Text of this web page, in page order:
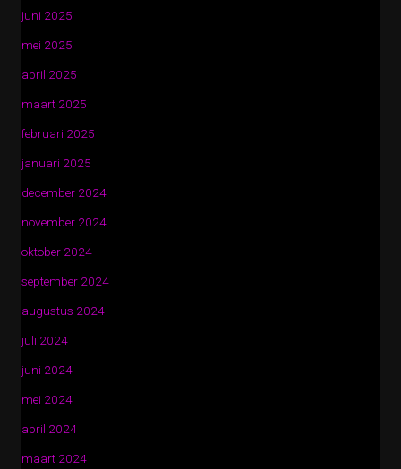
juni 2025
mei 2025
april 2025
maart 2025
februari 2025
januari 2025
december 2024
november 2024
oktober 2024
september 2024
augustus 2024
juli 2024
juni 2024
mei 2024
april 2024
maart 2024